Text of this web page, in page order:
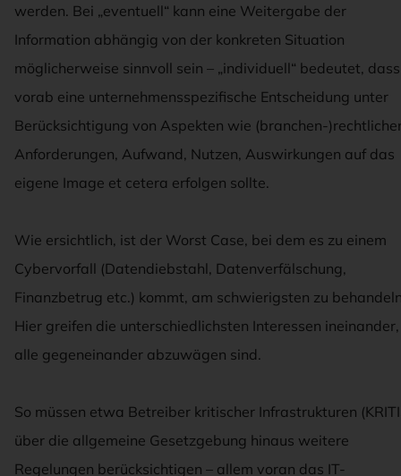
werden. Bei „eventuell“ kann eine Weitergabe der
Information abhängig von der konkreten Situation
möglicherweise sinnvoll sein – „individuell“ bedeutet, dass
vorab eine unternehmensspezifische Entscheidung unter
Berücksichtigung von Aspekten wie (branchen-
Anforderungen, Aufwand, Nutzen, Auswirkungen auf das
eigene Image et cetera erfolgen sollte.
Wie ersichtlich, ist der Worst Case, bei dem es zu einem
Cybervorfall (Datendiebstahl, Datenverfälschung,
Finanzbetrug etc.) kommt, am schwierigsten zu
Hier greifen die unterschiedlichsten Interessen
alle gegeneinander abzuwägen sind.
So müssen etwa Betreiber kritischer Infrastrukturen
über die allgemeine Gesetzgebung hinaus weitere
Regelungen berücksichtigen – allem voran das IT-